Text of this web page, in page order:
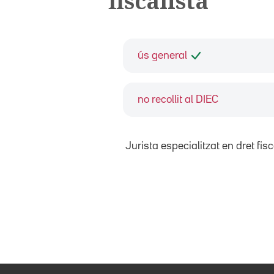
ús general
no recollit al DIEC
Jurista especialitzat en dret